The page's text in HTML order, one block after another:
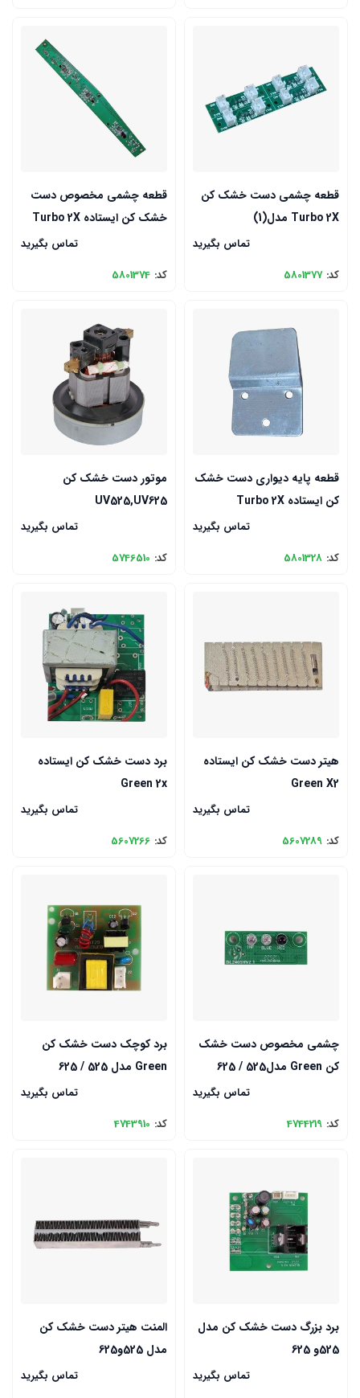
قطعه چشمی دست خشک کن
Turbo 2X مدل(1)
تماس بگیرید
کد: 5801377
قطعه چشمی مخصوص دست
خشک کن ایستاده Turbo 2X
تماس بگیرید
کد: 5801374
قطعه پایه دیواری دست خشک
کن ایستاده Turbo 2X
تماس بگیرید
کد: 5801328
موتور دست خشک کن
UV525,UV625
تماس بگیرید
کد: 5746510
هیتر دست خشک کن ایستاده
Green X2
تماس بگیرید
کد: 5607289
برد دست خشک کن ایستاده
Green 2x
تماس بگیرید
کد: 5607266
چشمی مخصوص دست خشک
کن Green مدل525 / 625
تماس بگیرید
کد: 4744219
برد کوچک دست خشک کن
Green مدل 525 / 625
تماس بگیرید
کد: 4743910
برد بزرگ دست خشک کن مدل
525و 625
تماس بگیرید
المنت هیتر دست خشک کن
مدل 525و625
تماس بگیرید